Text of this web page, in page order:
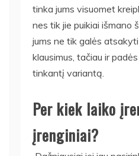
tinka jums visuomet
nes tik jie puikiai išmano
jums ne tik galės
klausimus, tačiau ir
tinkantį variantą.
Per kiek laiko
įrenginiai?